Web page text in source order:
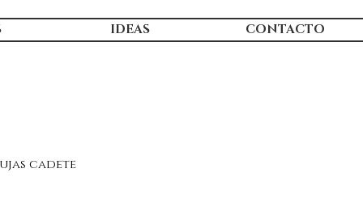
IDEAS CONTACTO
cadete